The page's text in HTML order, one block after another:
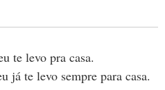
te levo pra casa.
já te levo sempre para casa.